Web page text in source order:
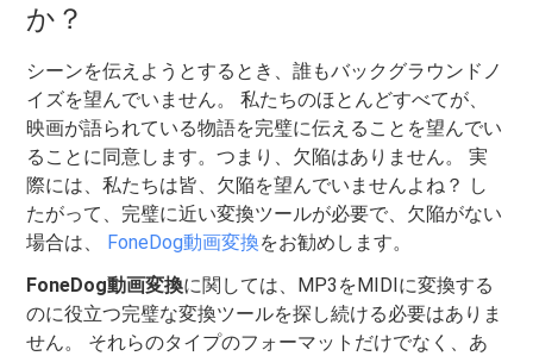
か？
シーンを伝えようとするとき、誰もバックグラウンドノ
イズを望んでいません。 私たちのほとんどすべてが、
映画が語られている物語を完璧に伝えることを望んでい
ることに同意します。つまり、欠陥はありません。 実
際には、私たちは皆、欠陥を望んでいませんよね？ し
たがって、完璧に近い変換ツールが必要で、欠陥がない
場合は、 FoneDog動画変換をお勧めします。
FoneDog動画変換に関しては、MP3をMIDIに変換する
のに役立つ完璧な変換ツールを探し続ける必要はありま
せん。 それらのタイプのフォーマットだけでなく、あ